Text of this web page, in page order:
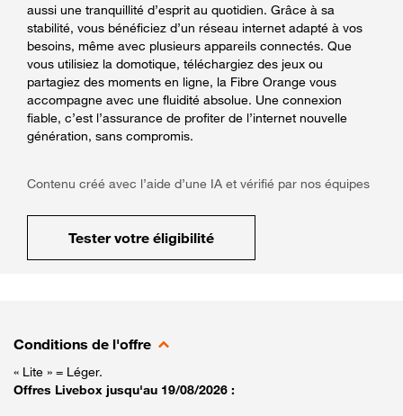
aussi une tranquillité d’esprit au quotidien. Grâce à sa
stabilité, vous bénéficiez d’un réseau internet adapté à vos
besoins, même avec plusieurs appareils connectés. Que
vous utilisiez la domotique, téléchargiez des jeux ou
partagiez des moments en ligne, la Fibre Orange vous
accompagne avec une fluidité absolue. Une connexion
fiable, c’est l’assurance de profiter de l’internet nouvelle
génération, sans compromis.
Contenu créé avec l’aide d’une IA et vérifié par nos équipes
Tester votre éligibilité
Conditions de l'offre
« Lite » = Léger.
Offres Livebox jusqu'au 19/08/2026 :